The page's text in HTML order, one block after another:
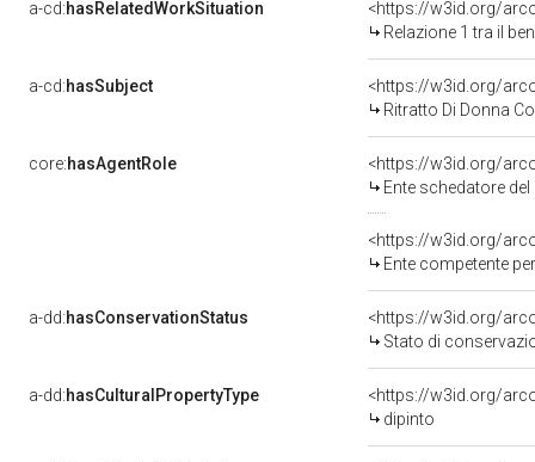
a-cd:hasRelatedWorkSituation
<https://w3id.org/
Relazione 1 tra il
a-cd:hasSubject
<https://w3id.org/
Ritratto Di Donna
core:hasAgentRole
<https://w3id.org/
Ente schedatore
<https://w3id.org/
Ente competente per tutela del
a-dd:hasConservationStatus
<https://w3id.org/
Stato di
a-dd:hasCulturalPropertyType
<https://w3id.org/
dipinto